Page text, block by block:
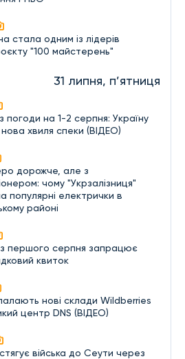
стала одним із лідерів
"100 майстерень"
31 липня, п’ятниця
погоди на 1-2 серпня: Україну
хвиля спеки (ВІДЕО)
дорожче, але з
чому "Укрзалізниця"
популярні електрички в
районі
з першого серпня запрацює
квиток
палають нові склади Wildberries
центр DNS (ВІДЕО)
стягує війська до Сеути через